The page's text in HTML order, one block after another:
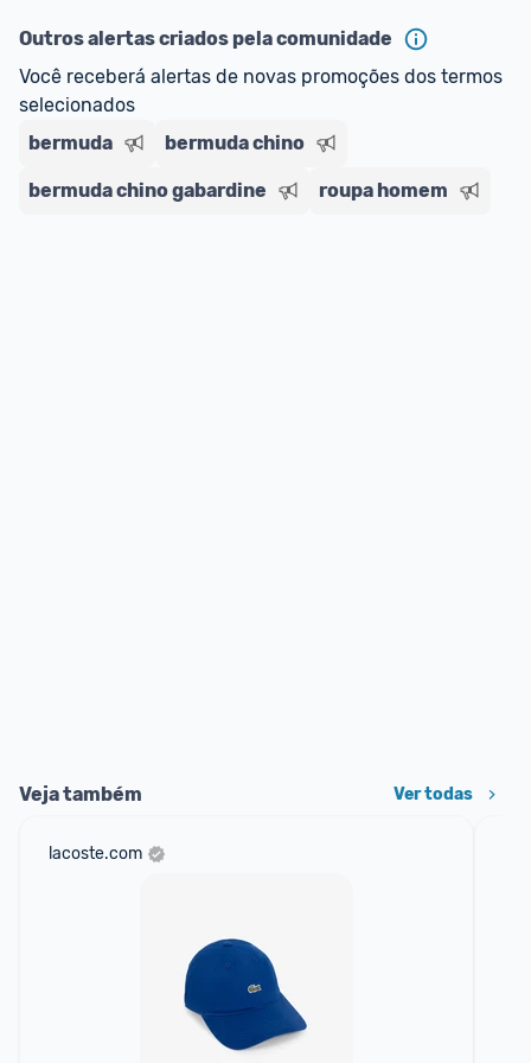
regras do cartão N Card, clique aqui.
: A partir de 2 dias úteis.*
*Confira aqui as regras e condições!
Outros alertas criados pela comunidade
Você receberá alertas de novas promoções dos termos
selecionados
bermuda
bermuda chino
bermuda chino gabardine roupa homem
Veja também Ver todas
lacoste.com